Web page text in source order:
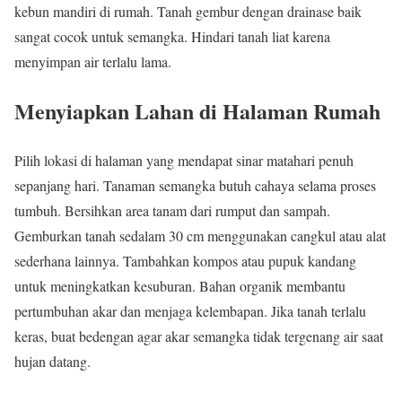
kebun mandiri di rumah. Tanah gembur dengan drainase baik
sangat cocok untuk semangka. Hindari tanah liat karena
menyimpan air terlalu lama.
Menyiapkan Lahan di Halaman Rumah
Pilih lokasi di halaman yang mendapat sinar matahari penuh
sepanjang hari. Tanaman semangka butuh cahaya selama proses
tumbuh. Bersihkan area tanam dari rumput dan sampah.
Gemburkan tanah sedalam 30 cm menggunakan cangkul atau alat
sederhana lainnya. Tambahkan kompos atau pupuk kandang
untuk meningkatkan kesuburan. Bahan organik membantu
pertumbuhan akar dan menjaga kelembapan. Jika tanah terlalu
keras, buat bedengan agar akar semangka tidak tergenang air saat
hujan datang.